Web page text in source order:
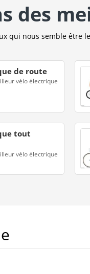
des
qui nous semble
de route
vélo électrique
tout
vélo électrique